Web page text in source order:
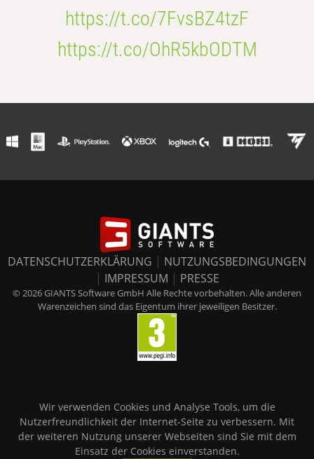
https://t.co/7FvsBZ4tzF
https://t.co/OhR5kbODTM
DATENSCHUTZERKLÄRUNG | NUTZUNGSBEDINGUNGEN
| IMPRESSUM | PRESSE
© 2026 GIANTS Software GmbH Alle Rechte vorbehalten. Alle anderen
Warenzeichen sind das Eigentum ihrer jeweiligen Besitzer.
Wir verwenden Cookies und Analyse Tools, um die
Nutzerfreundlichkeit der Internet-Seite zu verbessern. Mit
der weiteren Nutzung unserer Webseiten sind Sie mit dem
Einsatz der Cookies einverstanden.